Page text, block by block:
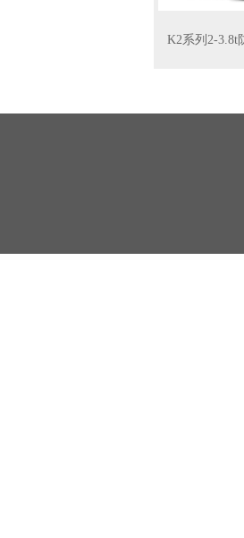
K2系列2-3.8t